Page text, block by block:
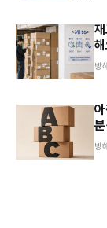
방
방